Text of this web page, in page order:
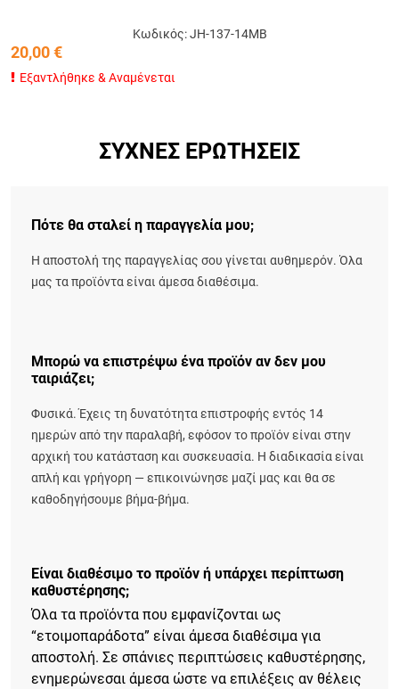
Κωδικός: JH-137-14MB
20,00€
Εξαντλήθηκε & Αναμένεται
ΣΥΧΝΈΣ ΕΡΩΤΉΣΕΙΣ
Πότε θα σταλεί η παραγγελία μου;
Η αποστολή της παραγγελίας σου γίνεται αυθημερόν. Όλα
μας τα προϊόντα είναι άμεσα διαθέσιμα.
Μπορώ να επιστρέψω ένα προϊόν αν δεν μου
ταιριάζει;
Φυσικά. Έχεις τη δυνατότητα επιστροφής εντός 14
ημερών από την παραλαβή, εφόσον το προϊόν είναι στην
αρχική του κατάσταση και συσκευασία. Η διαδικασία είναι
απλή και γρήγορη — επικοινώνησε μαζί μας και θα σε
καθοδηγήσουμε βήμα-βήμα.
Είναι διαθέσιμο το προϊόν ή υπάρχει περίπτωση
καθυστέρησης;
Όλα τα προϊόντα που εμφανίζονται ως
“ετοιμοπαράδοτα” είναι άμεσα διαθέσιμα για
αποστολή. Σε σπάνιες περιπτώσεις καθυστέρησης,
ενημερώνεσαι άμεσα ώστε να επιλέξεις αν θέλεις